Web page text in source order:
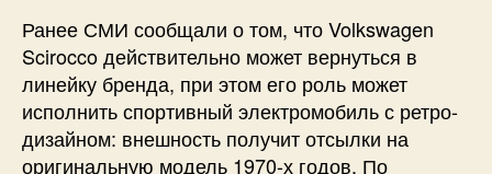
Ранее СМИ сообщали о том, что Volkswagen
Scirocco действительно может вернуться в
линейку бренда, при этом его роль может
исполнить спортивный электромобиль с ретро-
дизайном: внешность получит отсылки на
оригинальную модель 1970-х годов. По